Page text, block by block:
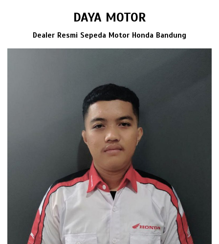
DAYA MOTOR
Dealer Resmi Sepeda Motor Honda Bandung